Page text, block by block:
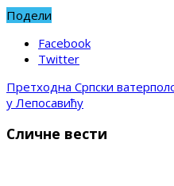
Подели
Facebook
Twitter
Претходна Српски
у Лепосавићу
Сличне вести